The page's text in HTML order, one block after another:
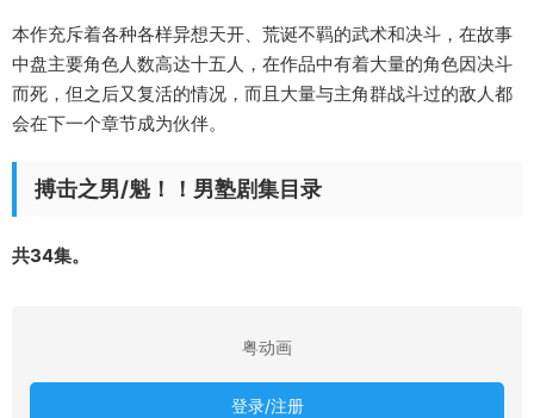
本作充斥着各种各样异想天开、荒诞不羁的武术和决斗，在故事
中盘主要角色人数高达十五人，在作品中有着大量的角色因决斗
而死，但之后又复活的情况，而且大量与主角群战斗过的敌人都
会在下一个章节成为伙伴。
搏击之男/魁！！男塾剧集目录
共34集。
粤动画
登录/注册